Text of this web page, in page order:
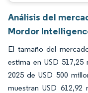
Análisis del
Mordor
El tamaño del
estima en USD
2025 de USD 500
muestran USD